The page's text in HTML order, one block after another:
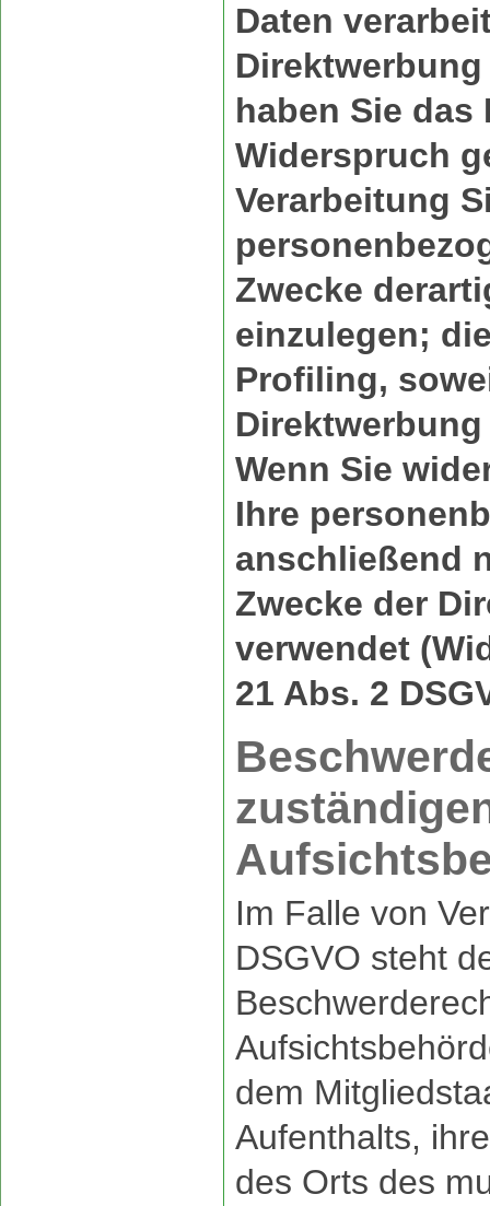
Daten
haben Sie das
Widerspruch
Verarbeitung
Zwecke
einzulegen;
Profiling,
Wenn Sie
Ihre
anschließend
Zwecke der
verwendet
21 Abs. 2
Im Falle von
DSGVO steht
dem
Aufenthalts,
des Orts des